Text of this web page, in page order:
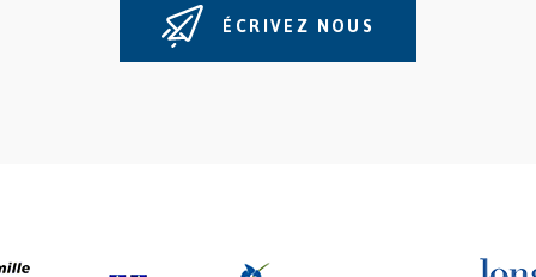
ÉCRIVEZ NOUS